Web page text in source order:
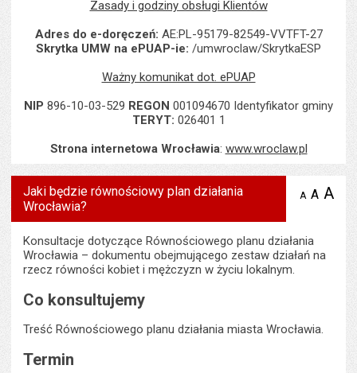
Zasady i godziny obsługi Klientów
Adres do e-doręczeń: AE:PL-95179-82549-VVTFT-27
Skrytka UMW na ePUAP-ie: /umwroclaw/SkrytkaESP
Ważny komunikat dot. ePUAP
NIP 896-10-03-529 REGON 001094670 Identyfikator gminy
TERYT: 026401 1
Strona internetowa Wrocławia: www.wroclaw.pl
Jaki będzie równościowy plan działania
Wrocławia?
A zmniejsz
A A
Konsultacje dotyczące Równościowego planu działania
Wrocławia – dokumentu obejmującego zestaw działań na
rzecz równości kobiet i mężczyzn w życiu lokalnym.
Co konsultujemy
Treść Równościowego planu działania miasta Wrocławia.
Termin